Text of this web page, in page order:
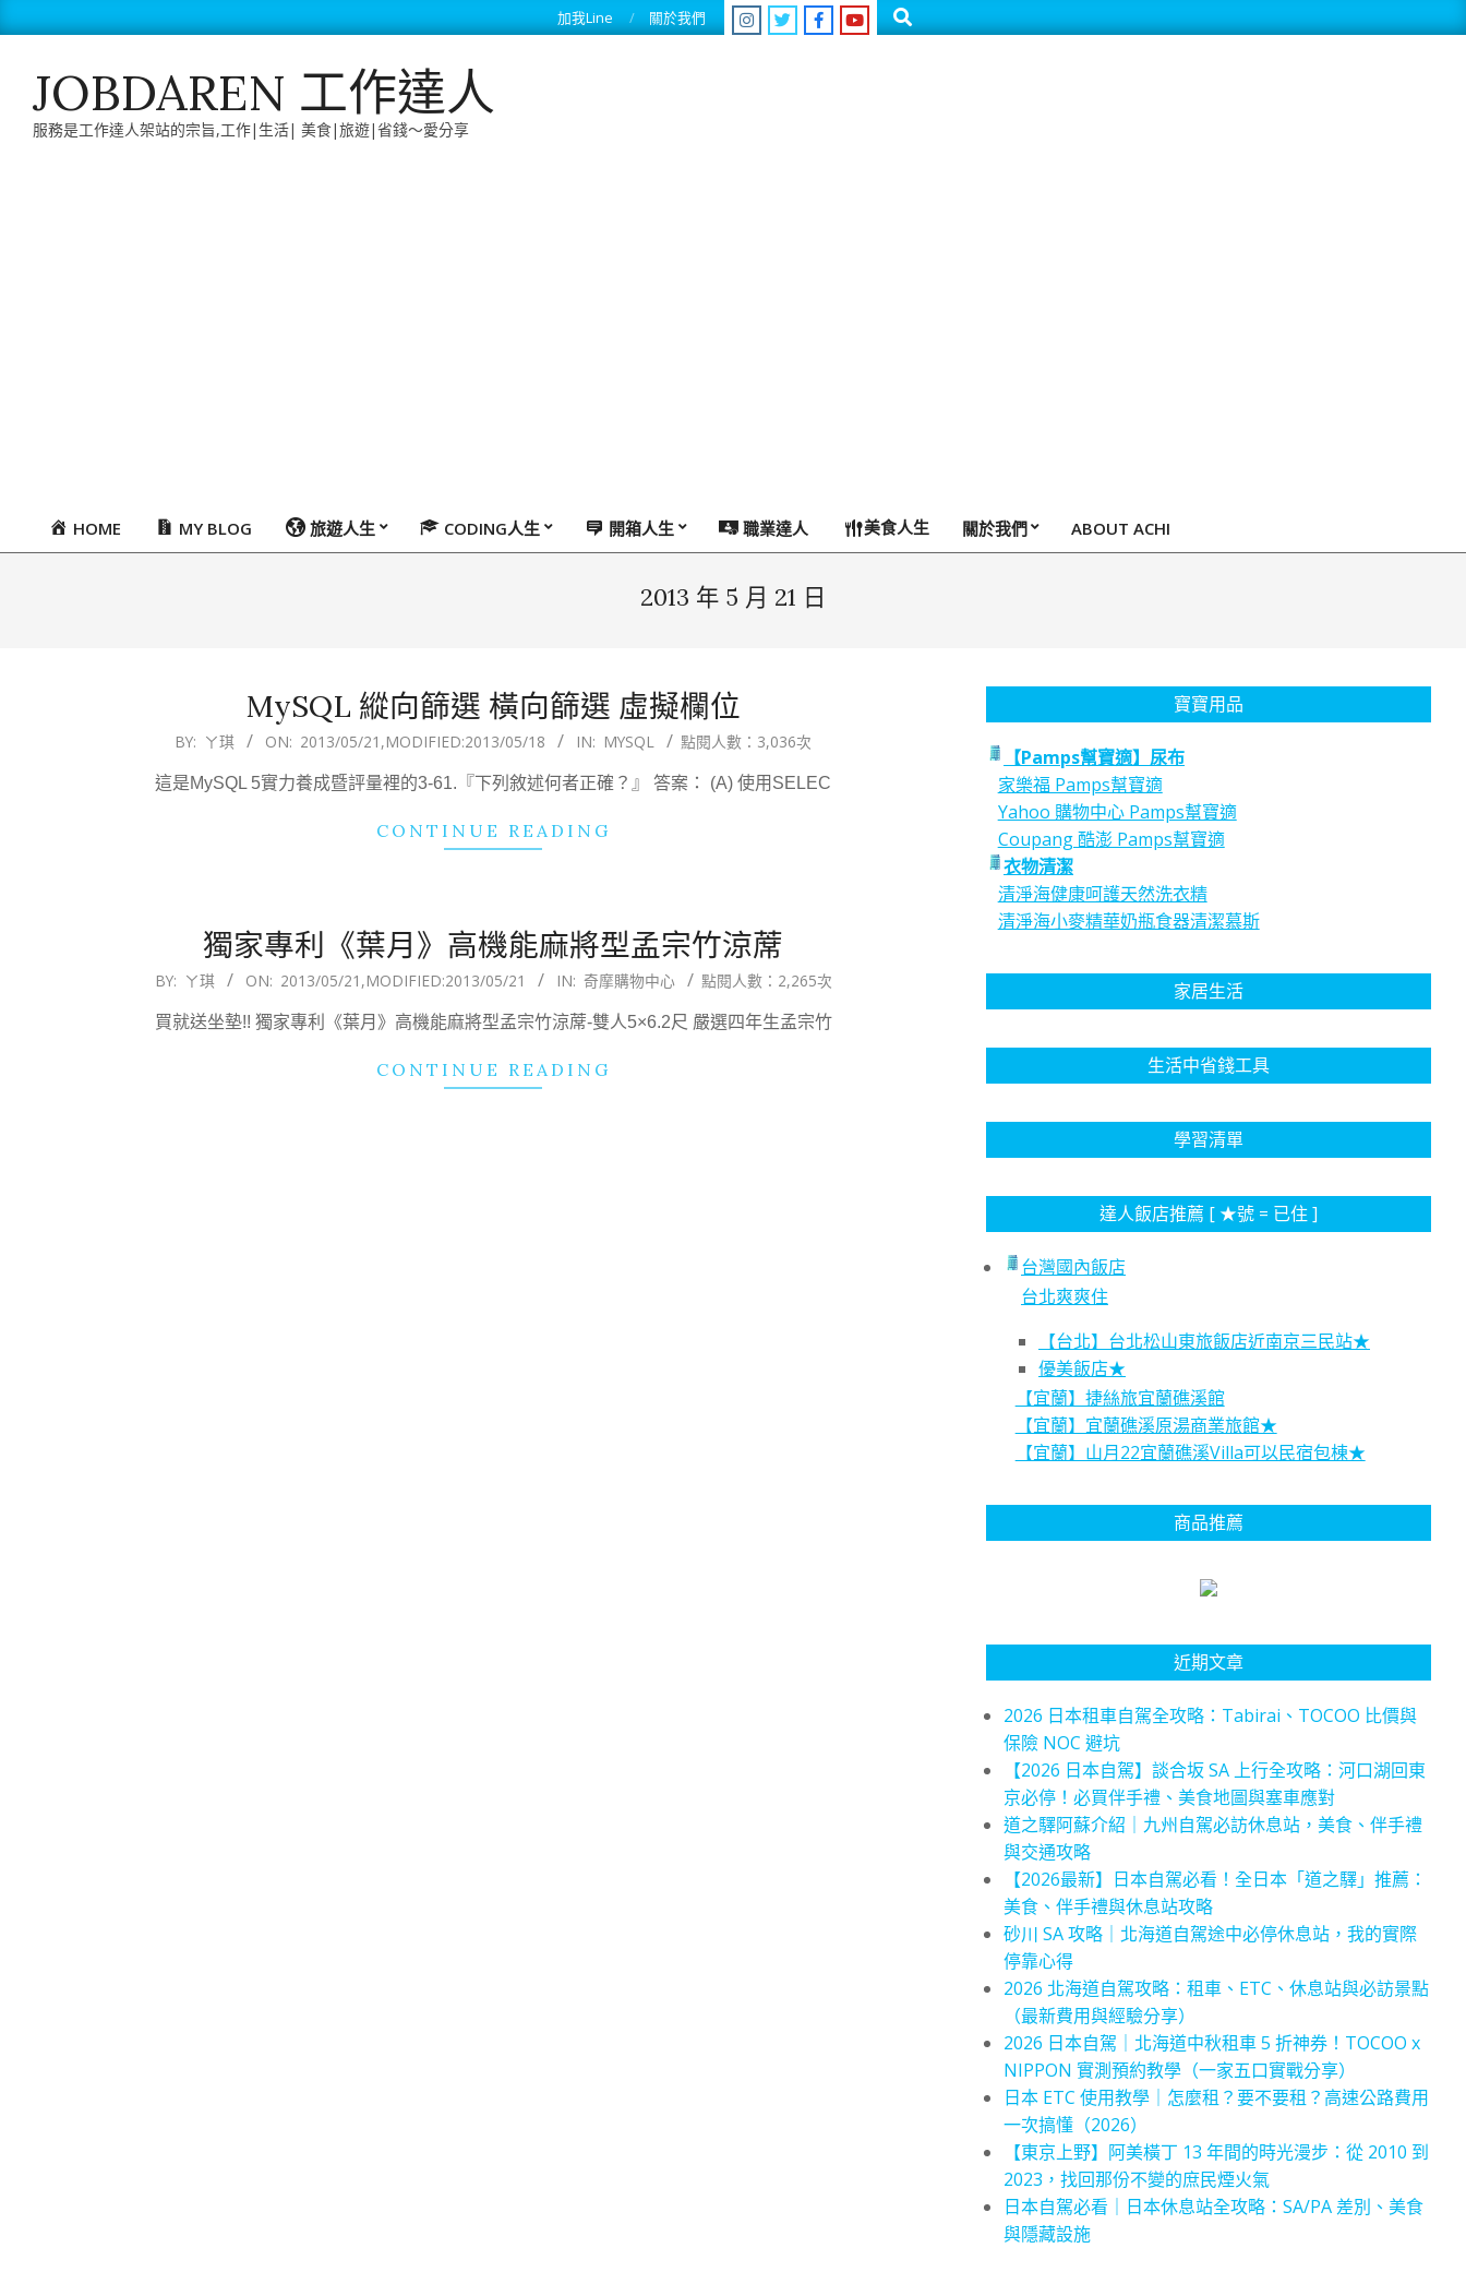
to
加我Line 關於我們 Search
JOBDAREN 工作達人
服務是工作達人架站的宗旨,工作|生活| 美食|旅遊|省錢～愛分享
PrimaryHOME MY BLOG 旅遊人生 CODING人生 開箱人生 職業達人 美食人生 關於我們 ABOUT ACHI
2013 年 5 月 21 日
MySQL 縱向篩選 橫向篩選 虛擬欄位
BY: ㄚ琪 ON: 2013/05/21 ,MODIFIED:2013/05/18 IN: MYSQL 點閱人數：3,036次
這是MySQL 5實力養成暨評量裡的3-61.『下列敘述何者正確？』 答案： (A) 使用SELEC
CONTINUE READING
獨家專利《葉月》高機能麻將型孟宗竹涼蓆
BY: ㄚ琪 ON: 2013/05/21 ,MODIFIED:2013/05/21 IN: 奇摩購物中心 點閱人數：2,265次
買就送坐墊!! 獨家專利《葉月》高機能麻將型孟宗竹涼蓆-雙人5×6.2尺 嚴選四年生孟宗竹
CONTINUE READING
寶寶用品
【Pamps幫寶適】尿布
家樂福 Pamps幫寶適
Yahoo 購物中心 Pamps幫寶適
Coupang 酷澎 Pamps幫寶適
衣物清潔
清淨海健康呵護天然洗衣精
清淨海小麥精華奶瓶食器清潔慕斯
家居生活
生活中省錢工具
學習清單
達人飯店推薦 [ ★號 = 已住 ]
台灣國內飯店
台北爽爽住
【台北】台北松山東旅飯店近南京三民站★
優美飯店★
【宜蘭】捷絲旅宜蘭礁溪館
【宜蘭】宜蘭礁溪原湯商業旅館★
【宜蘭】山月22宜蘭礁溪Villa可以民宿包棟★
商品推薦
近期文章
2026 日本租車自駕全攻略：Tabirai、TOCOO 比價與
保險 NOC 避坑
【2026 日本自駕】談合坂 SA 上行全攻略：河口湖回東
京必停！必買伴手禮、美食地圖與塞車應對
道之驛阿蘇介紹｜九州自駕必訪休息站，美食、伴手禮
與交通攻略
【2026最新】日本自駕必看！全日本「道之驛」推薦：
美食、伴手禮與休息站攻略
砂川 SA 攻略｜北海道自駕途中必停休息站，我的實際
停靠心得
2026 北海道自駕攻略：租車、ETC、休息站與必訪景點
（最新費用與經驗分享）
2026 日本自駕｜北海道中秋租車 5 折神券！TOCOO x
NIPPON 實測預約教學（一家五口實戰分享）
日本 ETC 使用教學｜怎麼租？要不要租？高速公路費用
一次搞懂（2026）
【東京上野】阿美橫丁 13 年間的時光漫步：從 2010 到
2023，找回那份不變的庶民煙火氣
日本自駕必看｜日本休息站全攻略：SA/PA 差別、美食
與隱藏設施